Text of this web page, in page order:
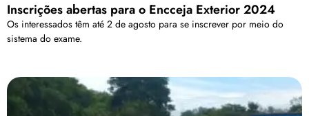
Inscrições abertas para o Encceja Exterior 2024
Os interessados têm até 2 de agosto para se inscrever por meio do
sistema do exame.